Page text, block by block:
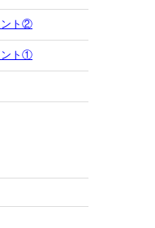
ント②
ント①